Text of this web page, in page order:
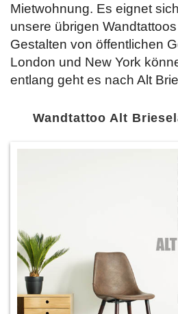
Mietwohnung. Es eignet
unsere übrigen
Gestalten von öffentlichen
London und New York
entlang geht es nach Alt
Wandtattoo Alt